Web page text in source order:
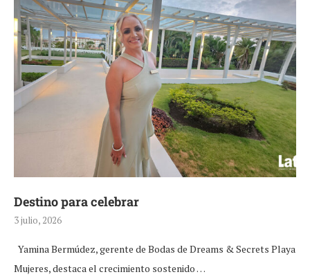
Destino para celebrar
3 julio, 2026
Yamina Bermúdez, gerente de Bodas de Dreams & Secrets Playa
Mujeres, destaca el crecimiento sostenido …